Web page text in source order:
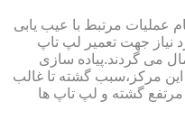
عملیات مرتبط با عیب یابی
نیاز جهت تعمیر لپ تاپ
می گردند.پیاده سازی
این مرکز،سبب گشته تا غالب
مرتفع گشته و لپ تاپ ها